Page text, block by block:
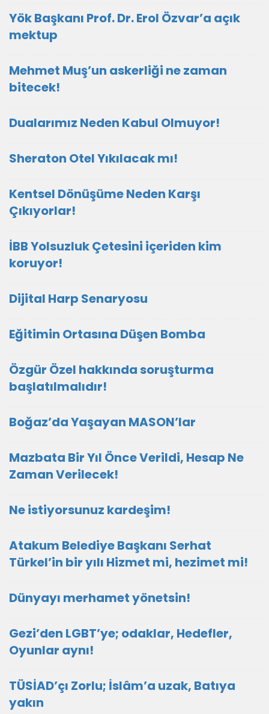
Yök Başkanı Prof. Dr. Erol Özvar’a açık
mektup
Mehmet Muş’un askerliği ne zaman
bitecek!
Dualarımız Neden Kabul Olmuyor!
Sheraton Otel Yıkılacak mı!
Kentsel Dönüşüme Neden Karşı
Çıkıyorlar!
İBB Yolsuzluk Çetesini içeriden kim
koruyor!
Dijital Harp Senaryosu
Eğitimin Ortasına Düşen Bomba
Özgür Özel hakkında soruşturma
başlatılmalıdır!
Boğaz’da Yaşayan MASON’lar
Mazbata Bir Yıl Önce Verildi, Hesap Ne
Zaman Verilecek!
Ne istiyorsunuz kardeşim!
Atakum Belediye Başkanı Serhat
Türkel’in bir yılı Hizmet mi, hezimet mi!
Dünyayı merhamet yönetsin!
Gezi’den LGBT’ye; odaklar, Hedefler,
Oyunlar aynı!
TÜSİAD’çı Zorlu; İslâm’a uzak, Batıya
yakın